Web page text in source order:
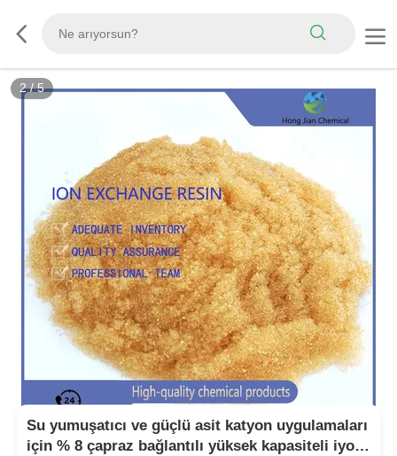
3/5
Su yumuşatıcı ve güçlü asit katyon uygulamaları
için % 8 çapraz bağlantılı yüksek kapasiteli iyon